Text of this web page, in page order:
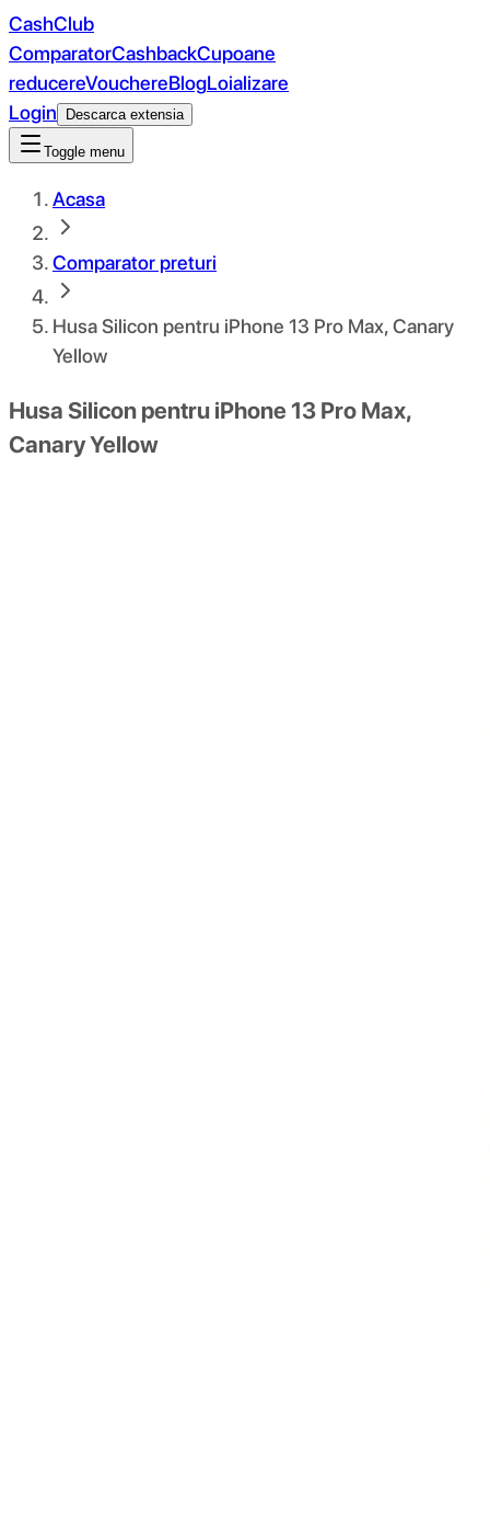
CashClub
ComparatorCashbackCupoane
reducereVouchereBlogLoializare
Login
Descarca extensia
Toggle menu
Acasa
Comparator preturi
Husa Silicon pentru iPhone 13 Pro Max, Canary
Yellow
Husa Silicon pentru iPhone 13 Pro Max,
Canary Yellow